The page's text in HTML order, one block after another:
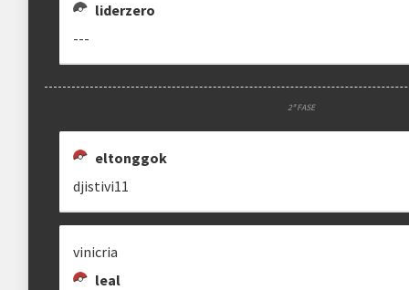
liderzero
---
2ª FASE
eltonggok
djistivi11
vinicria
leal